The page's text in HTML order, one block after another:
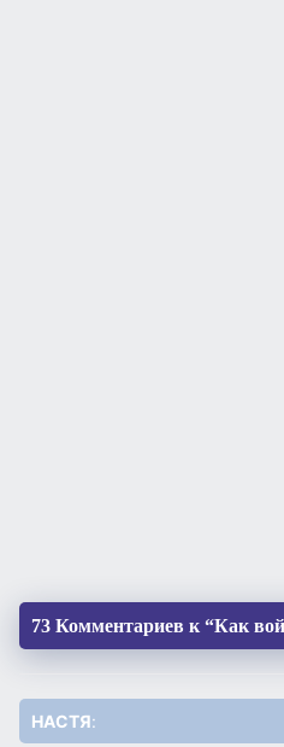
73 Комментариев к “Как
НАСТЯ: